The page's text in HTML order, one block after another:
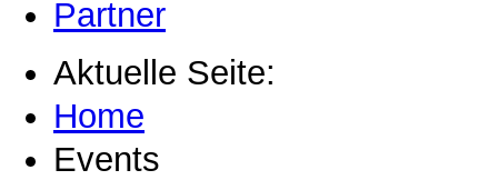
Partner
Aktuelle Seite:
Home
Events